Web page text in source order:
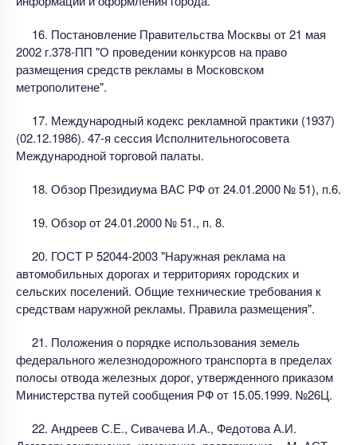
16. Постановление Правительства Москвы от 21 мая
2002 г.378-ПП "О проведении конкурсов на право
размещения средств рекламы в Московском
метрополитене".
17. Международный кодекс рекламной практики (1937)
(02.12.1986). 47-я сессия Исполнительногосовета
Международной торговой палаты.
18. Обзор Президиума ВАС РФ от 24.01.2000 № 51), п.6.
19. Обзор от 24.01.2000 № 51., п. 8.
20. ГОСТ Р 52044-2003 "Наружная реклама на
автомобильных дорогах и территориях городских и
сельских поселений. Общие технические требования к
средствам наружной рекламы. Правила размещения".
21. Положения о порядке использования земель
федерального железнодорожного транспорта в пределах
полосы отвода железных дорог, утвержденного приказом
Министерства путей сообщения РФ от 15.05.1999. №26Ц.
22. Андреев С.Е., Сивачева И.А., Федотова А.И.